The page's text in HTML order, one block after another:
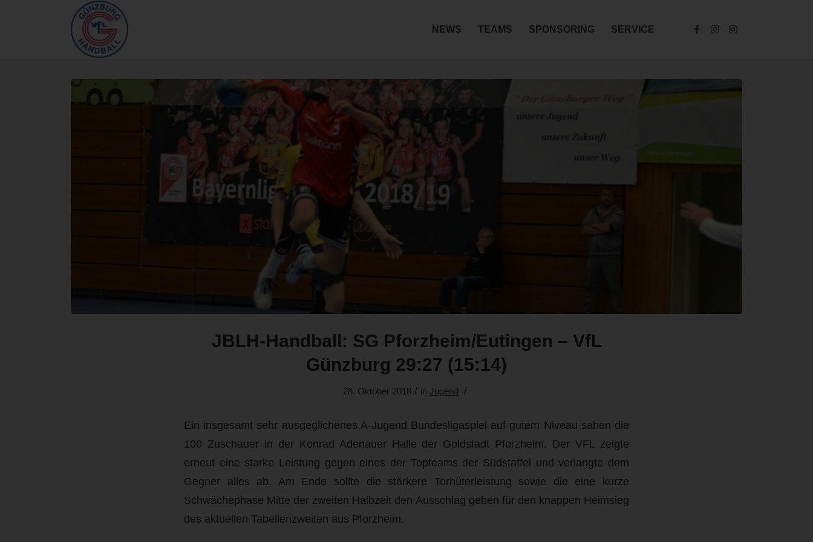
NEWS TEAMS SPONSORING SERVICE
JBLH-Handball: SG Pforzheim/Eutingen – VfL
Günzburg 29:27 (15:14)
28. Oktober 2018 / in Jugend /
Ein insgesamt sehr ausgeglichenes A-Jugend Bundesligaspiel auf gutem Niveau sahen die
100 Zuschauer in der Konrad Adenauer Halle der Goldstadt Pforzheim. Der VFL zeigte
erneut eine starke Leistung gegen eines der Topteams der Südstaffel und verlangte dem
Gegner alles ab. Am Ende sollte die stärkere Torhüterleistung sowie die eine kurze
Schwächephase Mitte der zweiten Halbzeit den Ausschlag geben für den knappen Heimsieg
des aktuellen Tabellenzweiten aus Pforzheim.